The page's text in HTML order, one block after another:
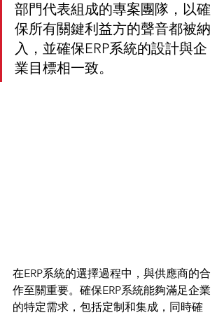
部門代表組成的專案團隊，以確
保所有關鍵利益方的聲音都被納
入，並確保ERP系統的設計與企
業目標相一致。
在ERP系統的選擇過程中，與供應商的合
作至關重要。確保ERP系統能夠滿足企業
的特定需求，包括定制和集成，同時確